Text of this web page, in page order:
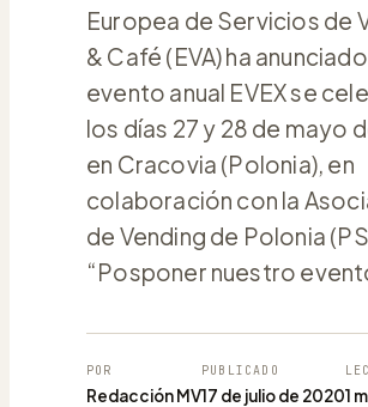
Europea de Servicios de
& Café (EVA) ha
evento anual EVEX se
los días 27 y 28 de mayo
en Cracovia (Polonia), en
colaboración con la
de Vending de Polonia
“Posponer nuestro
POR
Redacción MV
PUBLICADO
17 de julio de 20201